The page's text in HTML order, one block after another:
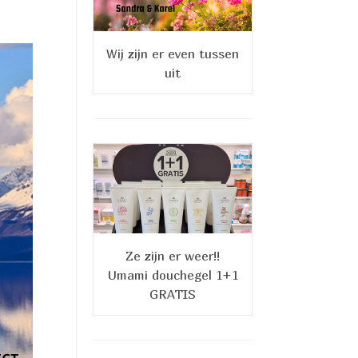
Wij zijn er even tussen
uit
Ze zijn er weer!!
Umami douchegel 1+1
GRATIS